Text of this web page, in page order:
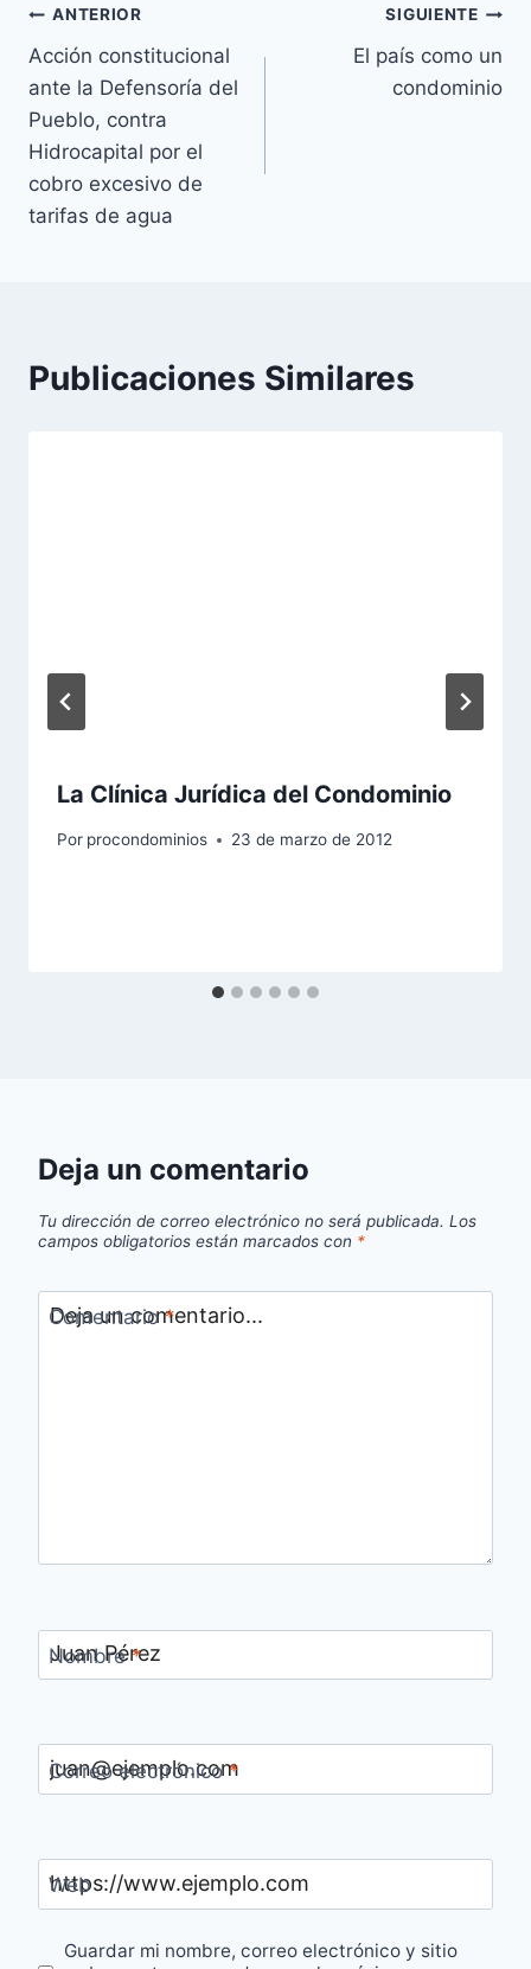
Navegación
de
entradas
ANTERIOR
Acción constitucional
ante la Defensoría del
Pueblo, contra
Hidrocapital por el
cobro excesivo de
tarifas de agua
SIGUIENTE
El país como un
condominio
Publicaciones Similares
La Clínica Jurídica del Condominio
Por procondominios 23 de marzo de 2012
Deja un comentario
Tu dirección de correo electrónico no será publicada. Los
campos obligatorios están marcados con *
Comentario*
Nombre*
Correo electrónico*
Web
Guardar mi nombre, correo electrónico y sitio